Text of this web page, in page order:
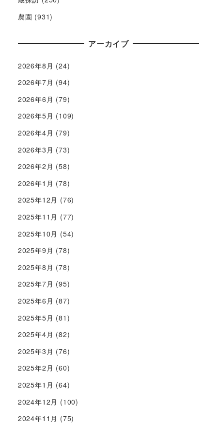
農園 (931)
アーカイブ
2026年8月 (24)
2026年7月 (94)
2026年6月 (79)
2026年5月 (109)
2026年4月 (79)
2026年3月 (73)
2026年2月 (58)
2026年1月 (78)
2025年12月 (76)
2025年11月 (77)
2025年10月 (54)
2025年9月 (78)
2025年8月 (78)
2025年7月 (95)
2025年6月 (87)
2025年5月 (81)
2025年4月 (82)
2025年3月 (76)
2025年2月 (60)
2025年1月 (64)
2024年12月 (100)
2024年11月 (75)